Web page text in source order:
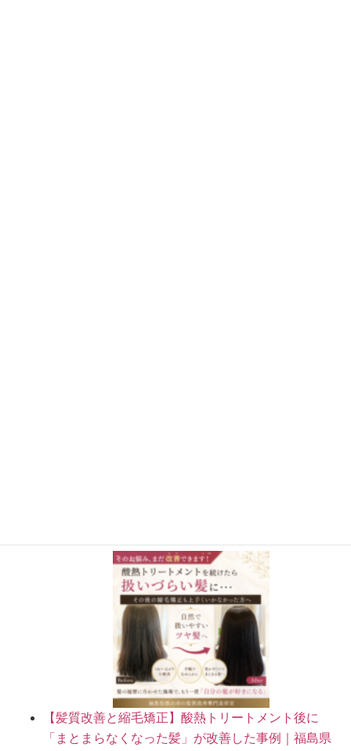
【髪質改善と縮毛矯正】酸熱トリートメント後に
「まとまらなくなった髪」が改善した事例｜福島県